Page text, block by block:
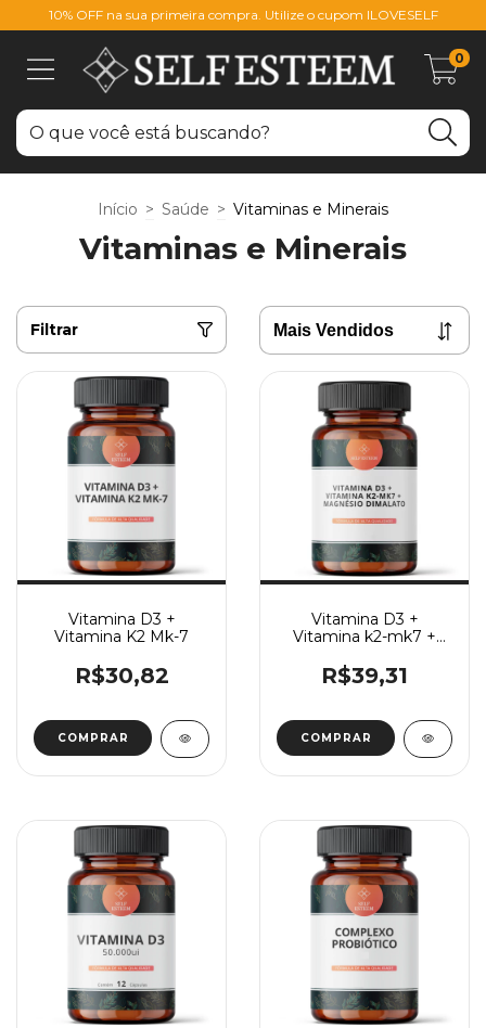
10% OFF na sua primeira compra. Utilize o cupom ILOVESELF
0
Início > Saúde > Vitaminas e Minerais
Vitaminas e Minerais
Filtrar
Vitamina D3 +
Vitamina K2 Mk-7
R$30,82
COMPRAR
Vitamina D3 +
Vitamina k2-mk7 +
R$39,31
COMPRAR